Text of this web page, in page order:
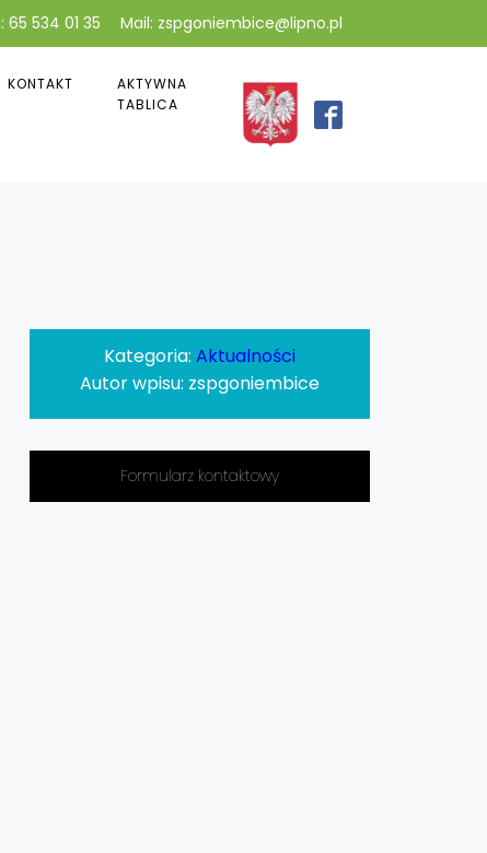
65 534 01 35 Mail: zspgoniembice@lipno.pl
KONTAKT
AKTYWNA
TABLICA
Kategoria: Aktualności
Autor wpisu: zspgoniembice
Formularz kontaktowy